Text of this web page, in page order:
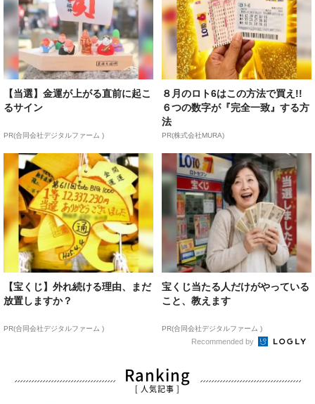
【当選】金運が上がる直前に起こ
るサイン
PR(合同会社デジタルファーム )
８月のロト6はこの方法で買え!!
６つの数字が『完全一致』する方
法
PR(株式会社MURA)
【宝くじ】外れ続ける理由、まだ
放置しますか？
PR(合同会社デジタルファーム )
宝くじ当たる人だけがやっている
こと、教えます
PR(合同会社デジタルファーム )
Recommended by
Ranking
[ 人気記事 ]